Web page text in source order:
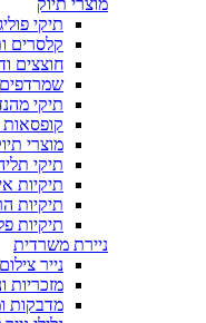
מוצרי תיוק
תיקי
קלסרים
חוצצים
שמרדפים
תיקי
קופסאות
מוצרי
תיקי
תיקיות
תיקיות
תיקיות
ניירת משרדית
נייר
מזכריות
מדבקות